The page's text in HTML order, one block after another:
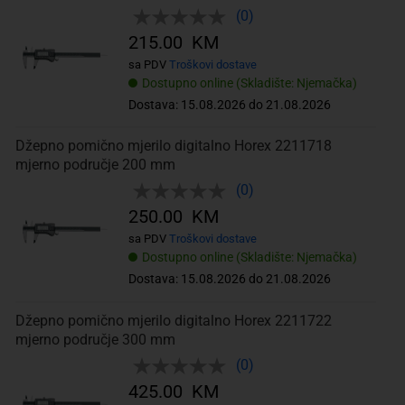
(0)
Dostupno online (Skladište: Njemačka)
Dostava: 15.08.2026 do 21.08.2026
215.00 KM
sa PDV Troškovi dostave
Džepno pomično mjerilo digitalno Horex 2211718
mjerno područje 200 mm
(0)
Dostupno online (Skladište: Njemačka)
Dostava: 15.08.2026 do 21.08.2026
250.00 KM
sa PDV Troškovi dostave
Džepno pomično mjerilo digitalno Horex 2211722
mjerno područje 300 mm
(0)
425.00 KM